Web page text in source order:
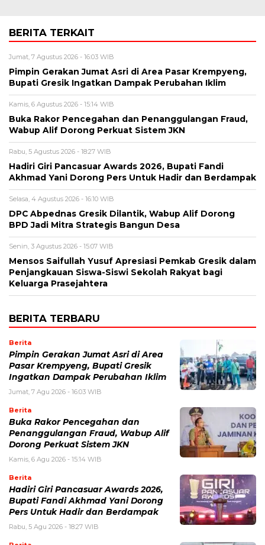
BERITA TERKAIT
Jumat, 7 Agustus 2026 - 16:03 WIB
Pimpin Gerakan Jumat Asri di Area Pasar Krempyeng,
Bupati Gresik Ingatkan Dampak Perubahan Iklim
Kamis, 6 Agustus 2026 - 15:14 WIB
Buka Rakor Pencegahan dan Penanggulangan Fraud,
Wabup Alif Dorong Perkuat Sistem JKN
Rabu, 5 Agustus 2026 - 18:27 WIB
Hadiri Giri Pancasuar Awards 2026, Bupati Fandi
Akhmad Yani Dorong Pers Untuk Hadir dan Berdampak
Selasa, 4 Agustus 2026 - 16:10 WIB
DPC Abpednas Gresik Dilantik, Wabup Alif Dorong
BPD Jadi Mitra Strategis Bangun Desa
Senin, 3 Agustus 2026 - 15:07 WIB
Mensos Saifullah Yusuf Apresiasi Pemkab Gresik dalam
Penjangkauan Siswa-Siswi Sekolah Rakyat bagi
Keluarga Prasejahtera
BERITA TERBARU
Berita
Pimpin Gerakan Jumat Asri di Area
Pasar Krempyeng, Bupati Gresik
Ingatkan Dampak Perubahan Iklim
Jumat, 7 Agu 2026 - 16:03 WIB
Berita
Buka Rakor Pencegahan dan
Penanggulangan Fraud, Wabup Alif
Dorong Perkuat Sistem JKN
Kamis, 6 Agu 2026 - 15:14 WIB
Berita
Hadiri Giri Pancasuar Awards 2026,
Bupati Fandi Akhmad Yani Dorong
Pers Untuk Hadir dan Berdampak
Rabu, 5 Agu 2026 - 18:27 WIB